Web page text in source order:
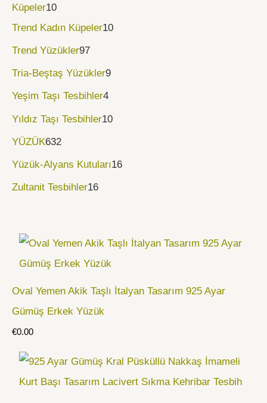
Küpeler10
Trend Kadın Küpeler10
Trend Yüzükler97
Tria-Beştaş Yüzükler9
Yeşim Taşı Tesbihler4
Yıldız Taşı Tesbihler10
YÜZÜK632
Yüzük-Alyans Kutuları16
Zultanit Tesbihler16
Oval Yemen Akik Taşlı İtalyan Tasarım 925 Ayar
Gümüş Erkek Yüzük
€0.00